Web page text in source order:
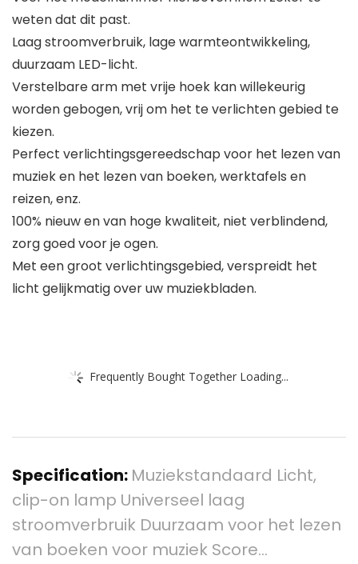
weten dat dit past.
Laag stroomverbruik, lage warmteontwikkeling,
duurzaam LED-licht.
Verstelbare arm met vrije hoek kan willekeurig
worden gebogen, vrij om het te verlichten gebied te
kiezen.
Perfect verlichtingsgereedschap voor het lezen van
muziek en het lezen van boeken, werktafels en
reizen, enz.
100% nieuw en van hoge kwaliteit, niet verblindend,
zorg goed voor je ogen.
Met een groot verlichtingsgebied, verspreidt het
licht gelijkmatig over uw muziekbladen.
Frequently Bought Together Loading...
Specification: Muziekstandaard Licht,
clip-on lamp Universeel laag
stroomverbruik Duurzaam voor het lezen
van boeken voor muziek Score…